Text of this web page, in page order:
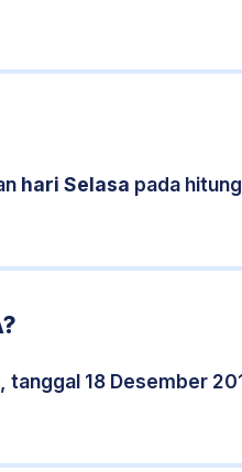
hari Selasa pada
18 Desember